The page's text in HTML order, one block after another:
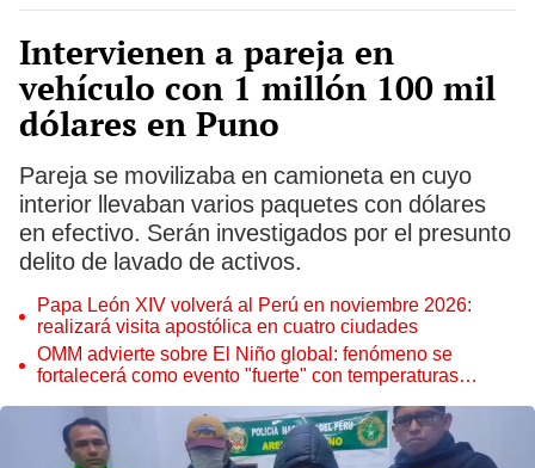
Intervienen a pareja en
vehículo con 1 millón 100 mil
dólares en Puno
Pareja se movilizaba en camioneta en cuyo
interior llevaban varios paquetes con dólares
en efectivo. Serán investigados por el presunto
delito de lavado de activos.
Papa León XIV volverá al Perú en noviembre 2026:
realizará visita apostólica en cuatro ciudades
OMM advierte sobre El Niño global: fenómeno se
fortalecerá como evento "fuerte" con temperaturas